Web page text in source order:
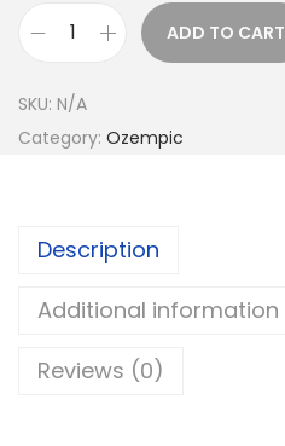
ADD TO CART
SKU: N/A
Category: Ozempic
Description
Additional information
Reviews (0)